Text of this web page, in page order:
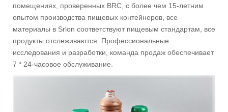
помещениях, проверенных BRC, с более чем 15-летним
опытом производства пищевых контейнеров, все
материалы в Srlon соответствуют пищевым стандартам, все
продукты отслеживаются. Профессиональные
исследования и разработки, команда продаж обеспечивает
7 * 24-часовое обслуживание.